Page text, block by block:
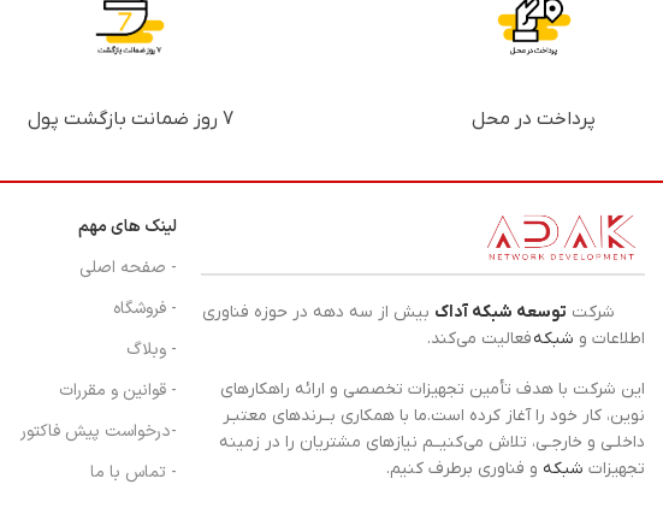
پرداخت در محل 7 روز ضمانت بازگشت پول
شرکت توسعه شبکه آداک بیش از سه دهه در حوزه فناوری
اطلاعات و شبکهفعالیت می‌کند.
این شرکت با هدف تأمین تجهیزات تخصصی و ارائه راهکارهای
نوین، کار خود را آغاز کرده است.ما با همکاری بــرندهای معتبـر
داخلـی و خارجـی، تلاش می‌کنیــم نیازهای مشتریان را در زمینه
تجهیزات شبکه و فناوری برطرف کنیم.
لینک های مهم
- صفحه اصلی
- فروشگاه
- وبلاگ
- قوانین و مقررات
-درخواست پیش فاکتور
- تماس با ما